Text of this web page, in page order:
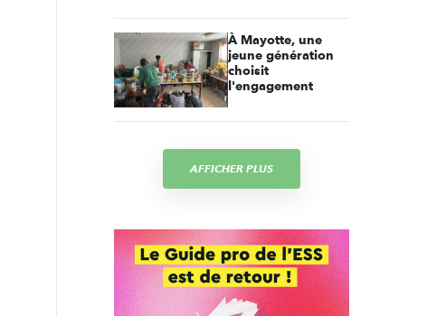
À Mayotte, une
jeune génération
choisit
l'engagement
AFFICHER PLUS